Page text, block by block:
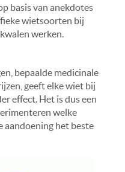
basis van anekdotes
wietsoorten bij
werken.
bepaalde medicinale
geeft elke wiet bij
effect. Het is dus een
welke
aandoening het beste